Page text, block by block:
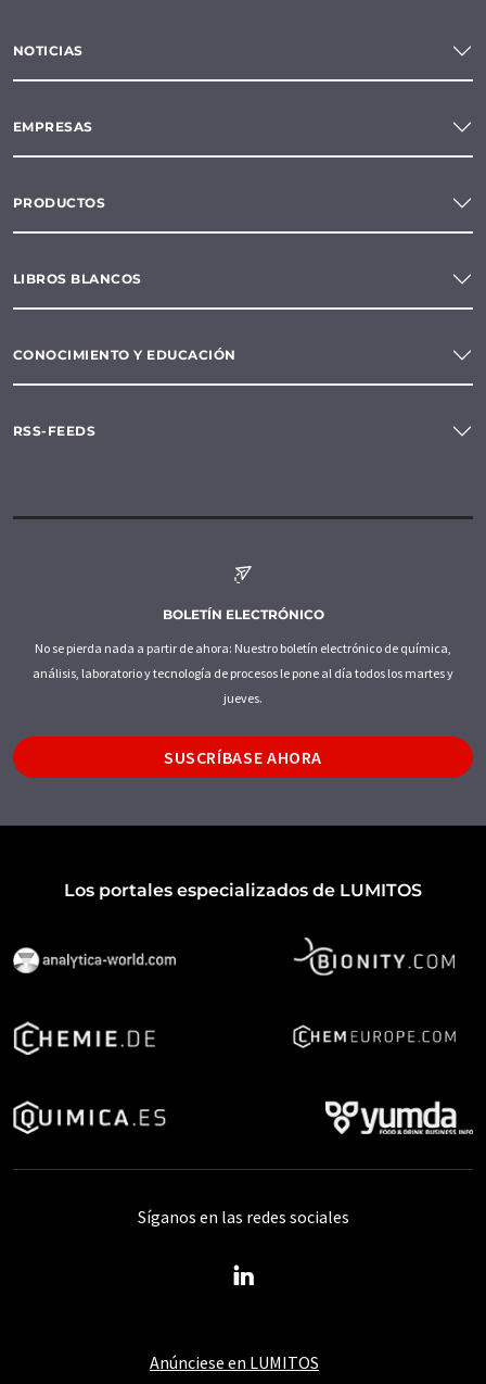
NOTICIAS
EMPRESAS
PRODUCTOS
LIBROS BLANCOS
CONOCIMIENTO Y EDUCACIÓN
RSS-FEEDS
BOLETÍN ELECTRÓNICO
No se pierda nada a partir de ahora: Nuestro boletín electrónico de química,
análisis, laboratorio y tecnología de procesos le pone al día todos los martes y
jueves.
SUSCRÍBASE AHORA
Los portales especializados de LUMITOS
Anúnciese en LUMITOS
Síganos en las redes sociales